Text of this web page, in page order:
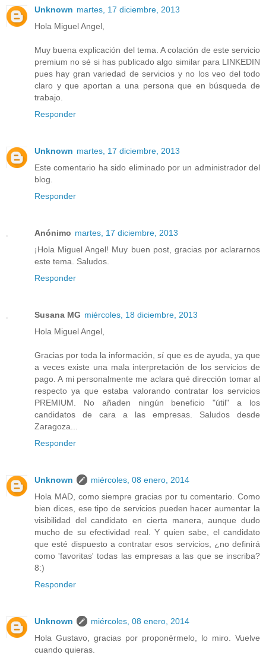
Unknown martes, 17 diciembre, 2013
Hola Miguel Angel,
Muy buena explicación del tema. A colación de este servicio
premium no sé si has publicado algo similar para LINKEDIN
pues hay gran variedad de servicios y no los veo del todo
claro y que aportan a una persona que en búsqueda de
trabajo.
Responder
Unknown martes, 17 diciembre, 2013
Este comentario ha sido eliminado por un administrador del
blog.
Responder
Anónimo martes, 17 diciembre, 2013
¡Hola Miguel Angel! Muy buen post, gracias por aclararnos
este tema. Saludos.
Responder
Susana MG miércoles, 18 diciembre, 2013
Hola Miguel Angel,
Gracias por toda la información, sí que es de ayuda, ya que
a veces existe una mala interpretación de los servicios de
pago. A mi personalmente me aclara qué dirección tomar al
respecto ya que estaba valorando contratar los servicios
PREMIUM. No añaden ningún beneficio "útil" a los
candidatos de cara a las empresas. Saludos desde
Zaragoza...
Responder
Unknown
miércoles, 08 enero, 2014
Hola MAD, como siempre gracias por tu comentario. Como
bien dices, ese tipo de servicios pueden hacer aumentar la
visibilidad del candidato en cierta manera, aunque dudo
mucho de su efectividad real. Y quien sabe, el candidato
que esté dispuesto a contratar esos servicios, ¿no definirá
como 'favoritas' todas las empresas a las que se inscriba?
8:)
Responder
Unknown
miércoles, 08 enero, 2014
Hola Gustavo, gracias por proponérmelo, lo miro. Vuelve
cuando quieras.